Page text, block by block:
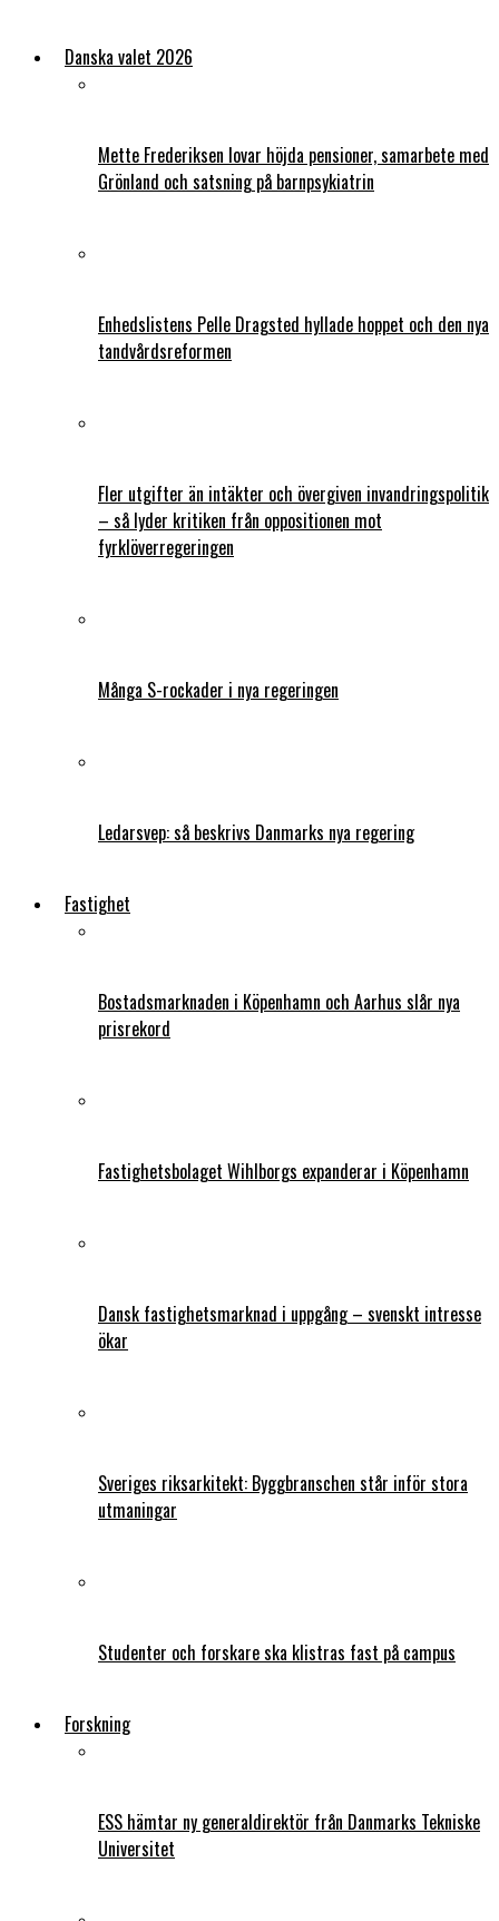
Danska valet 2026
Mette Frederiksen lovar höjda pensioner, samarbete med
Grönland och satsning på barnpsykiatrin
Enhedslistens Pelle Dragsted hyllade hoppet och den nya
tandvårdsreformen
Fler utgifter än intäkter och övergiven invandringspolitik
– så lyder kritiken från oppositionen mot
fyrklöverregeringen
Många S-rockader i nya regeringen
Ledarsvep: så beskrivs Danmarks nya regering
Fastighet
Bostadsmarknaden i Köpenhamn och Aarhus slår nya
prisrekord
Fastighetsbolaget Wihlborgs expanderar i Köpenhamn
Dansk fastighetsmarknad i uppgång – svenskt intresse
ökar
Sveriges riksarkitekt: Byggbranschen står inför stora
utmaningar
Studenter och forskare ska klistras fast på campus
Forskning
ESS hämtar ny generaldirektör från Danmarks Tekniske
Universitet